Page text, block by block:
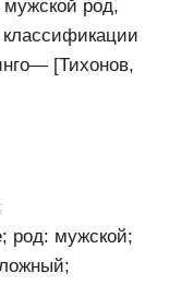
род,
классификации
[Тихонов,
род: мужской;